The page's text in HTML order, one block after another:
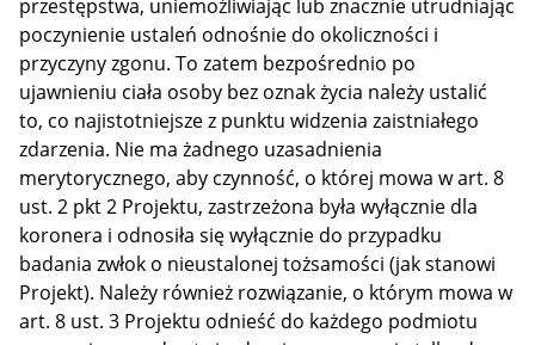
przestępstwa, uniemożliwiając lub znacznie utrudniając
poczynienie ustaleń odnośnie do okoliczności i
przyczyny zgonu. To zatem bezpośrednio po
ujawnieniu ciała osoby bez oznak życia należy ustalić
to, co najistotniejsze z punktu widzenia zaistniałego
zdarzenia. Nie ma żadnego uzasadnienia
merytorycznego, aby czynność, o której mowa w art. 8
ust. 2 pkt 2 Projektu, zastrzeżona była wyłącznie dla
koronera i odnosiła się wyłącznie do przypadku
badania zwłok o nieustalonej tożsamości (jak stanowi
Projekt). Należy również rozwiązanie, o którym mowa w
art. 8 ust. 3 Projektu odnieść do każdego podmiotu